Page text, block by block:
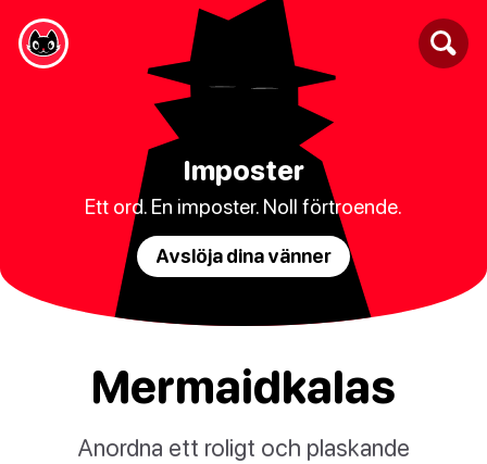
Imposter
Ett ord. En imposter. Noll förtroende.
Avslöja dina vänner
Mermaidkalas
Anordna ett roligt och plaskande